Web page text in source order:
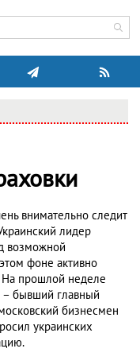
внимательно следит
лидер
возможной
фоне активно
На прошлой неделе
бывший главный
бизнесмен
украинских